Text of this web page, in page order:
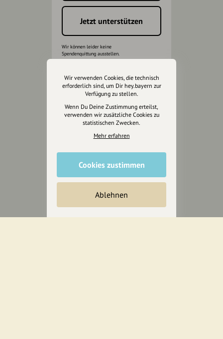
Jetzt unterstützen
Wir können leider keine
Spendenquittung ausstellen.
Wir verwenden Cookies, die technisch
erforderlich sind, um Dir hey.bayern zur
Verfügung zu stellen.
Wenn Du Deine Zustimmung erteilst,
verwenden wir zusätzliche Cookies zu
statistischen Zwecken.
Mehr erfahren
Cookies zustimmen
Ablehnen